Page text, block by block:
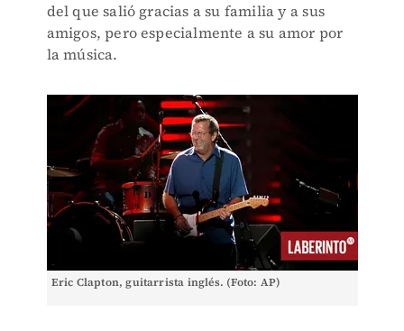
del que salió gracias a su familia y a sus
amigos, pero especialmente a su amor por
la música.
Eric Clapton, guitarrista inglés. (Foto: AP)